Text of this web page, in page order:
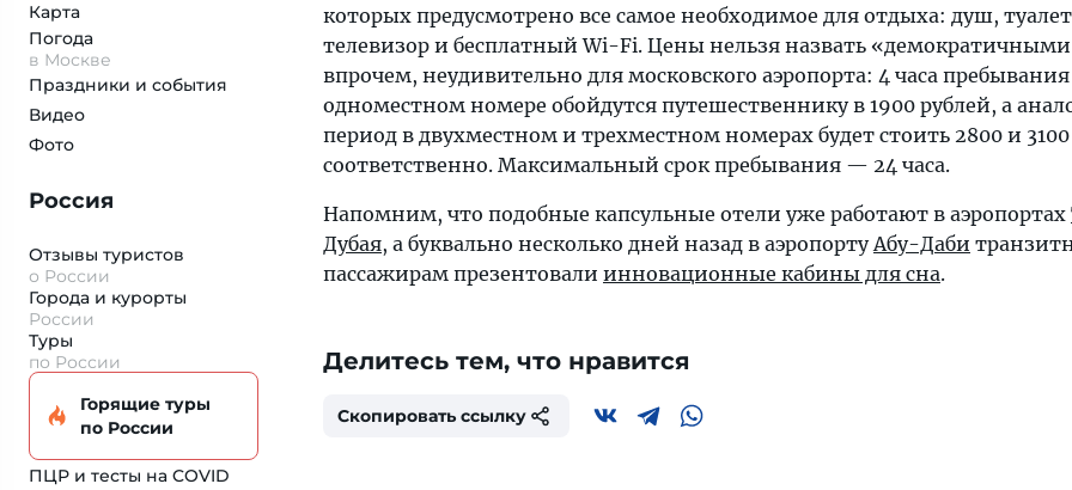
Карта
Погода
в Москве
Праздники и события
Видео
Фото
Россия
Отзывы туристов
о России
Города и курорты
России
Туры
по России
Горящие туры
по России
ПЦР и тесты на COVID
которых предусмотрено все самое необходимое для отдыха: душ,
телевизор и бесплатный Wi-Fi. Цены нельзя назвать
впрочем, неудивительно для московского аэропорта: 4 часа
одноместном номере обойдутся путешественнику в 1900 рублей, а
период в двухместном и трехместном номерах будет стоить 2800 и
соответственно. Максимальный срок пребывания — 24 часа.
Напомним, что подобные капсульные отели уже работают в аэропортах
Дубая, а буквально несколько дней назад в аэропортуАбу-Даби
пассажирам презентовали инновационные кабины для сна.
Делитесь тем, что нравится
Скопировать ссылку